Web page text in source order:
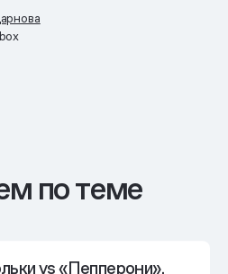
по теме
vs «Пепперони».